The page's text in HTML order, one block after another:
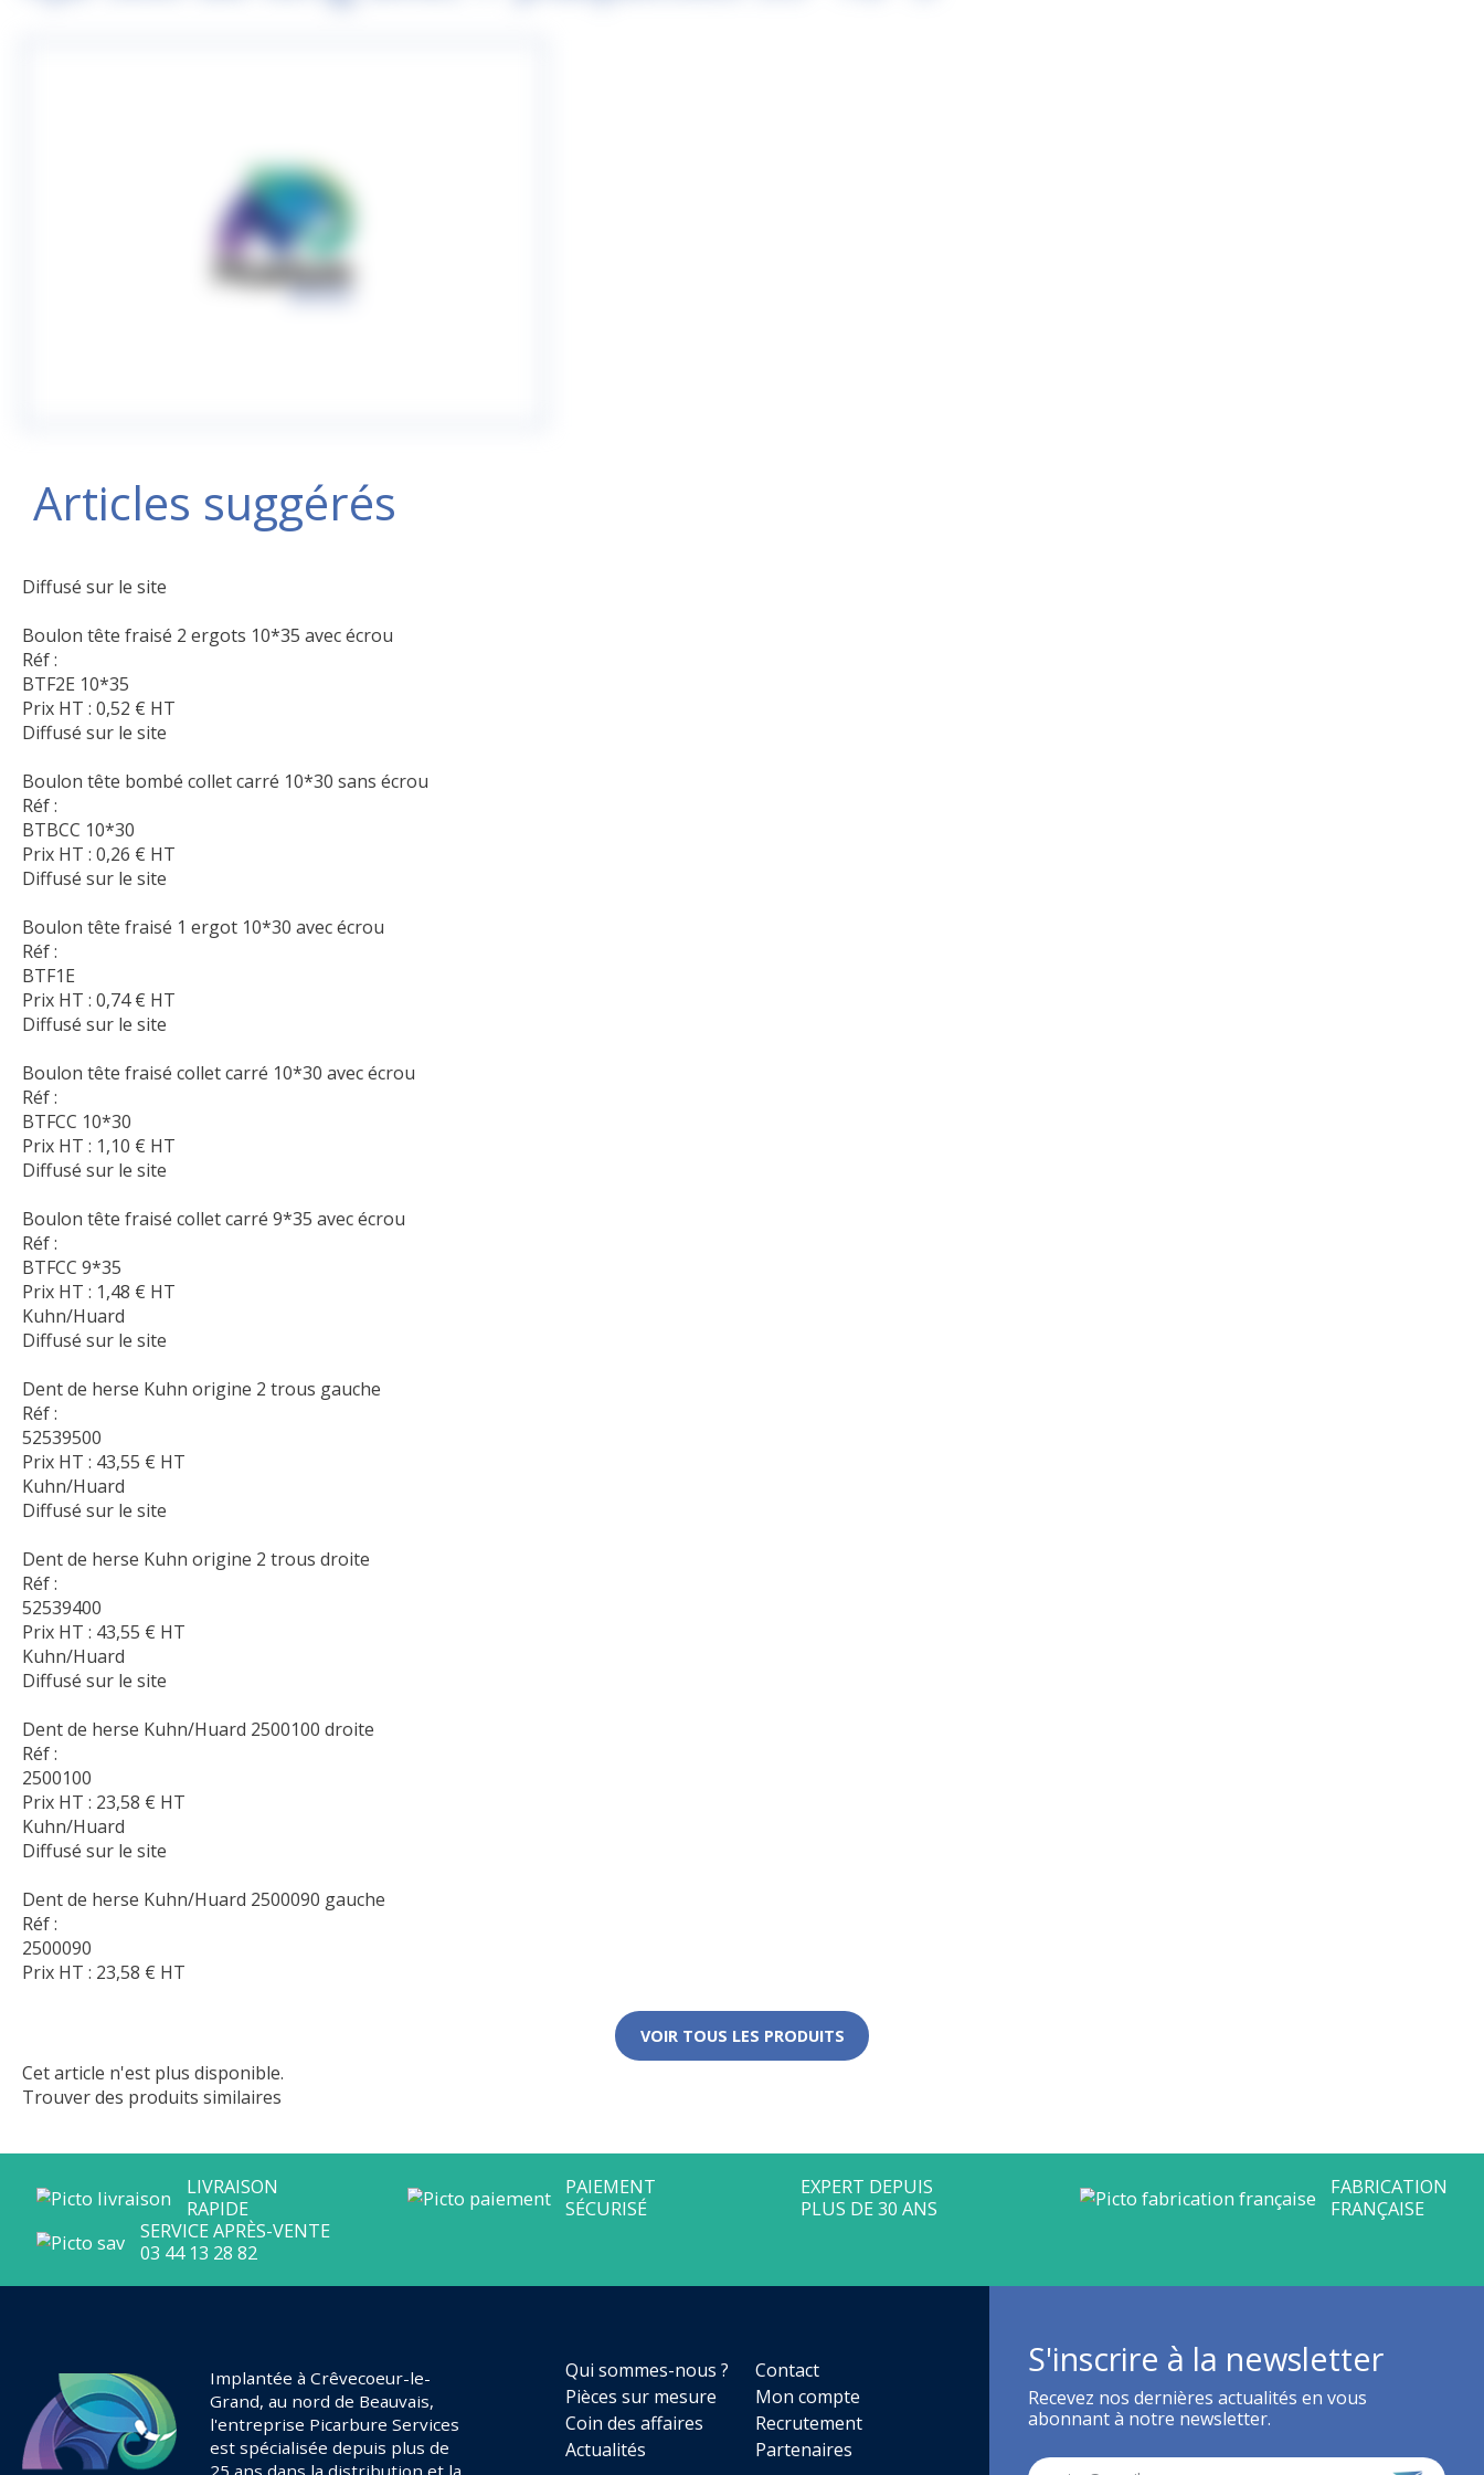
Articles suggérés
Diffusé sur le site
Boulon tête fraisé 2 ergots 10*35 avec écrou
Réf :
BTF2E 10*35
Prix HT : 0,52 € HT
Diffusé sur le site
Boulon tête bombé collet carré 10*30 sans écrou
Réf :
BTBCC 10*30
Prix HT : 0,26 € HT
Diffusé sur le site
Boulon tête fraisé 1 ergot 10*30 avec écrou
Réf :
BTF1E
Prix HT : 0,74€ HT
Diffusé sur le site
Boulon tête fraisé collet carré 10*30 avec écrou
Réf :
BTFCC 10*30
Prix HT : 1,10 € HT
Diffusé sur le site
Boulon tête fraisé collet carré 9*35 avec écrou
Réf :
BTFCC 9*35
Prix HT : 1,48 € HT
Kuhn/Huard
Diffusé sur le site
Dent de herse Kuhn origine 2 trous gauche
Réf :
52539500
Prix HT : 43,55 € HT
Kuhn/Huard
Diffusé sur le site
Dent de herse Kuhn origine 2 trous droite
Réf :
52539400
Prix HT : 43,55 € HT
Kuhn/Huard
Diffusé sur le site
Dent de herse Kuhn/Huard 2500100 droite
Réf :
2500100
Prix HT : 23,58 € HT
Kuhn/Huard
Diffusé sur le site
Dent de herse Kuhn/Huard 2500090 gauche
Réf :
2500090
Prix HT : 23,58 € HT
VOIR TOUS LES PRODUITS
Cet article n'est plus disponible.
Trouver des produits similaires
Implantée à Crêvecoeur-le-
Grand, au nord de Beauvais,
l'entreprise Picarbure Services
est spécialisée depuis plus de
25 ans dans la distribution et la
Qui sommes-nous ?
Contact
Pièces sur mesure
Mon compte
Coin des affaires
Recrutement
Actualités
Partenaires
S'inscrire à la newsletter
Recevez nos dernières actualités en vous
abonnant à notre newsletter.